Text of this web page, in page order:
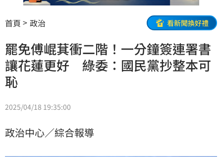
首頁 政治 看新聞換好禮
罷免傅崐萁衝二階！一分鐘簽連署書
讓花蓮更好 綠委：國民黨抄整本可
恥
2025/04/18 19:35:00
政治中心／綜合報導